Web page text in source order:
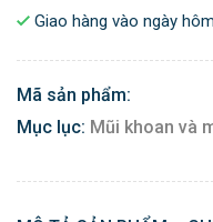
Giao hàng vào ngày
Mã sản phẩm:
Mục lục: Mũi khoan và